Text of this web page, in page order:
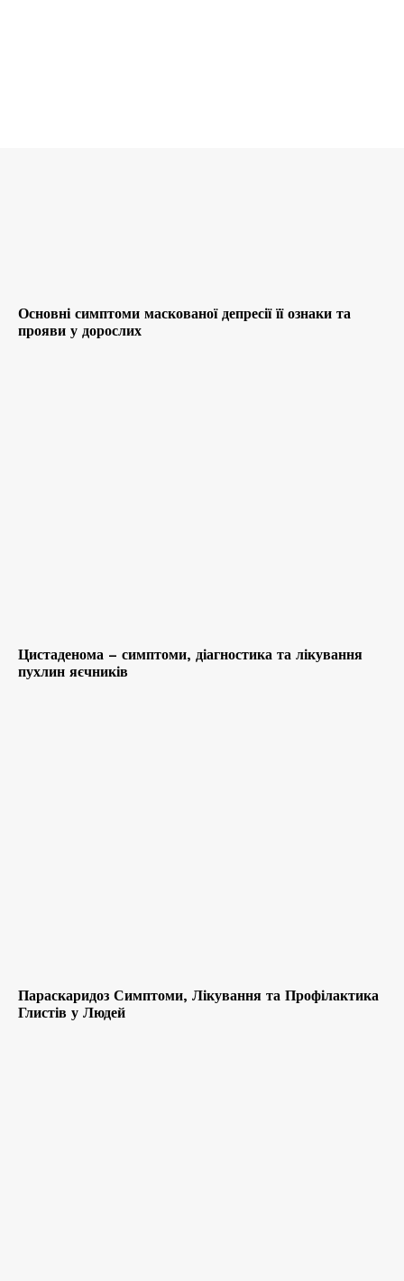
Основні симптоми маскованої депресії її ознаки та
прояви у дорослих
Цистаденома – симптоми, діагностика та лікування
пухлин яєчників
Параскаридоз Симптоми, Лікування та Профілактика
Глистів у Людей